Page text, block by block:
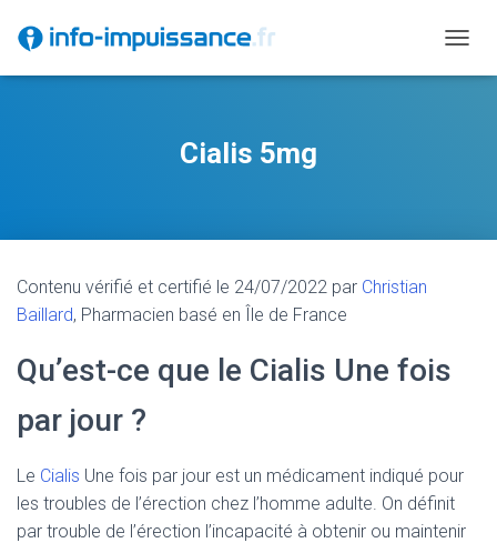
É
N
Cialis 5mg
Contenu vérifié et certifié le 24/07/2022 par Christian
Baillard, Pharmacien basé en Île de France
Qu’est-ce que le Cialis Une fois
par jour ?
Le Cialis Une fois par jour est un médicament indiqué pour
les troubles de l’érection chez l’homme adulte. On définit
par trouble de l’érection l’incapacité à obtenir ou maintenir